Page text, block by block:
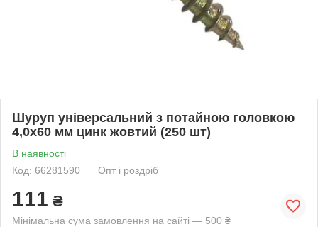
Шуруп універсальний з потайною головкою
4,0х60 мм цинк жовтий (250 шт)
В наявності
Код: 66281590
Опт і роздріб
111 ₴
Мінімальна сума замовлення на сайті — 500 ₴